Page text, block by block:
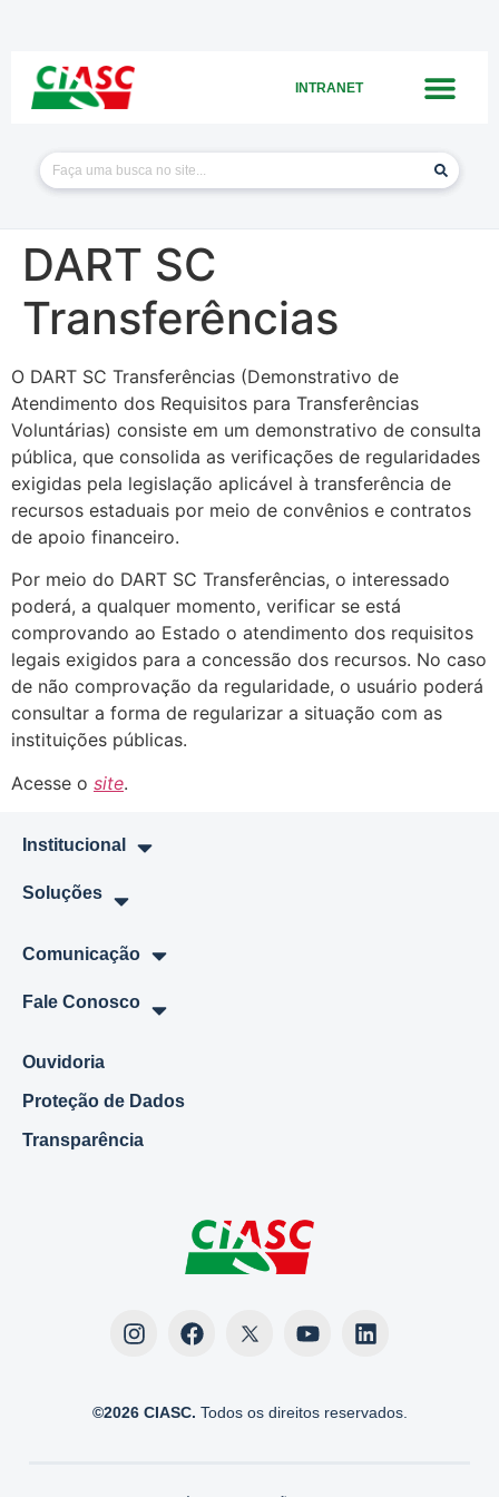
INTRANET
DART SC
Transferências
O DART SC Transferências (Demonstrativo de
Atendimento dos Requisitos para Transferências
Voluntárias) consiste em um demonstrativo de consulta
pública, que consolida as verificações de regularidades
exigidas pela legislação aplicável à transferência de
recursos estaduais por meio de convênios e contratos
de apoio financeiro.
Por meio do DART SC Transferências, o interessado
poderá, a qualquer momento, verificar se está
comprovando ao Estado o atendimento dos requisitos
legais exigidos para a concessão dos recursos. No caso
de não comprovação da regularidade, o usuário poderá
consultar a forma de regularizar a situação com as
instituições públicas.
Acesse o site.
Institucional
Soluções
Comunicação
Fale Conosco
Ouvidoria
Proteção de Dados
Transparência
©2026 CIASC. Todos os direitos reservados.